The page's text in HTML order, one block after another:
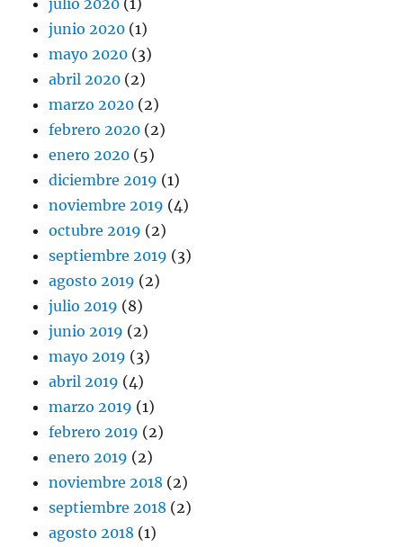
junio 2020 (1)
mayo 2020 (3)
abril 2020 (2)
marzo 2020 (2)
febrero 2020 (2)
enero 2020 (5)
diciembre 2019 (1)
noviembre 2019 (4)
octubre 2019 (2)
septiembre 2019 (3)
agosto 2019 (2)
julio 2019 (8)
junio 2019 (2)
mayo 2019 (3)
abril 2019 (4)
marzo 2019 (1)
febrero 2019 (2)
enero 2019 (2)
noviembre 2018 (2)
septiembre 2018 (2)
agosto 2018 (1)